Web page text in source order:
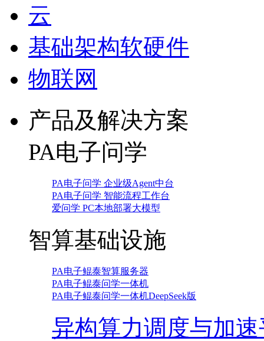
云
基础架构软硬件
物联网
产品及解决方案
PA电子问学
PA电子问学 企业级Agent中台
PA电子问学 智能流程工作台
爱问学 PC本地部署大模型
智算基础设施
PA电子鲲泰智算服务器
PA电子鲲泰问学一体机
PA电子鲲泰问学一体机DeepSeek版
异构算力调度与加